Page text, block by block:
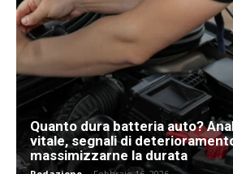
Quanto dura batteria auto?
vitale, segnali di
massimizzarne la durata